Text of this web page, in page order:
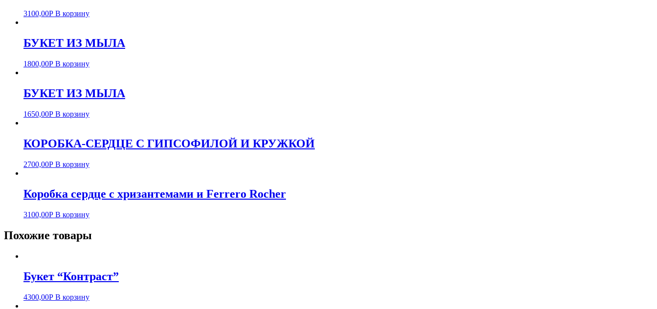
3100,00Р В корзину
БУКЕТ ИЗ МЫЛА
1800,00Р В корзину
БУКЕТ ИЗ МЫЛА
1650,00Р В корзину
КОРОБКА-СЕРДЦЕ С ГИПСОФИЛОЙ И КРУЖКОЙ
2700,00Р В корзину
Коробка сердце с хризантемами и Ferrero Rocher
3100,00Р В корзину
Похожие товары
Букет “Контраст”
4300,00Р В корзину